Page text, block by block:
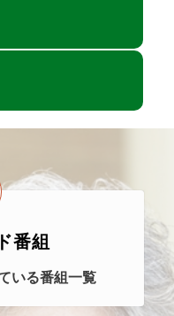
番組
いる番組一覧